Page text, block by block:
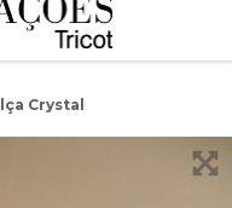
Crystal